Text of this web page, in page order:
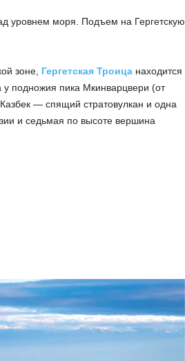
уровнем моря. Подъем на Гергетскую
зоне, Гергетская Троицанаходится
подножия пика Мкинварцвери (от
— спящий стратовулкан и одна
и седьмая по высоте вершина